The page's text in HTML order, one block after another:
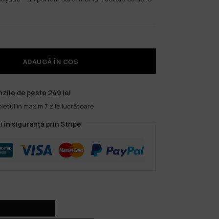
ADAUGĂ ÎN COȘ
de peste 249 lei
în maxim 7 zile lucrătoare
în siguranță prin Stripe